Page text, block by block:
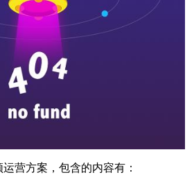
营方案，包含的内容有：